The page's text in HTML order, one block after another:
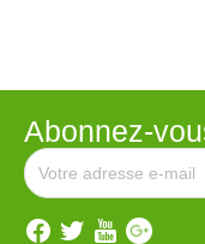
Abonnez-